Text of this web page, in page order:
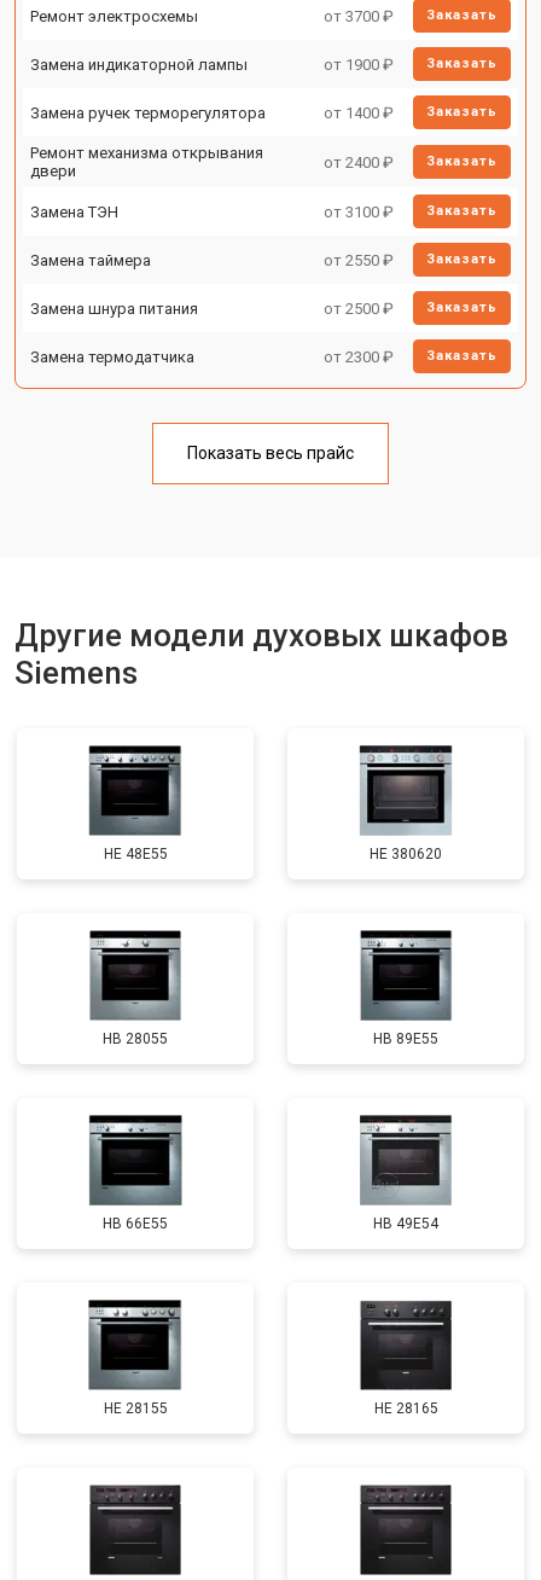
Ремонт электросхемы от 3700 ₽ Заказать
Замена индикаторной лампы от 1900 ₽ Заказать
Замена ручек терморегулятора от 1400 ₽ Заказать
Ремонт механизма открывания
двери
от 2400 ₽ Заказать
Замена ТЭН от 3100 ₽ Заказать
Замена таймера от 2550 ₽ Заказать
Замена шнура питания от 2500 ₽ Заказать
Замена термодатчика от 2300 ₽ Заказать
Показать весь прайс
Другие модели духовых шкафов
Siemens
HE 48E55 HE 380620
HB 28055 HB 89E55
HB 66E55 HB 49E54
HE 28155 HE 28165